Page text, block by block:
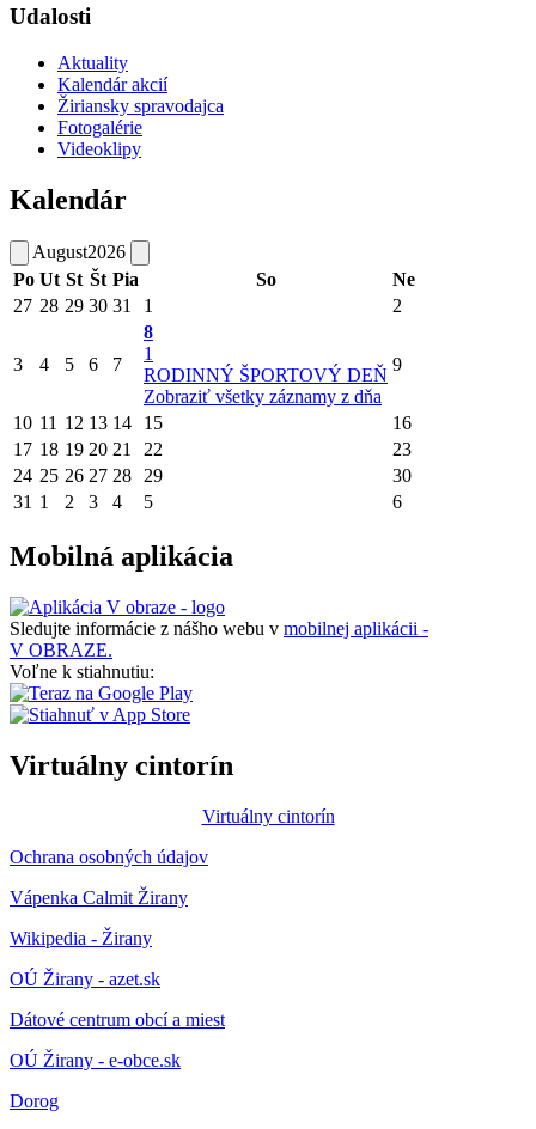
Udalosti
Aktuality
Kalendár akcií
Žiriansky spravodajca
Fotogalérie
Videoklipy
Kalendár
August2026
Po Ut St Št Pia So
Ne
27 28 29 30 31 1 2
3 4 5 6 7
8
1
RODINNÝ ŠPORTOVÝ DEŇ
Zobraziť všetky záznamy z dňa
9
10 11 12 13 14 15
16
17 18 19 20 21 22
23
24 25 26 27 28 29
30
31 1 2 3 4 5 6
Mobilná aplikácia
Sledujte informácie z nášho webu v mobilnej aplikácii -
V OBRAZE.
Voľne k stiahnutiu:
Virtuálny cintorín
Virtuálny cintorín
Ochrana osobných údajov
Vápenka Calmit Žirany
Wikipedia - Žirany
OÚ Žirany - azet.sk
Dátové centrum obcí a miest
OÚ Žirany - e-obce.sk
Dorog